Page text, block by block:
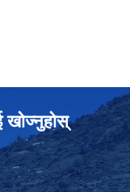
खोज्नुहोस्